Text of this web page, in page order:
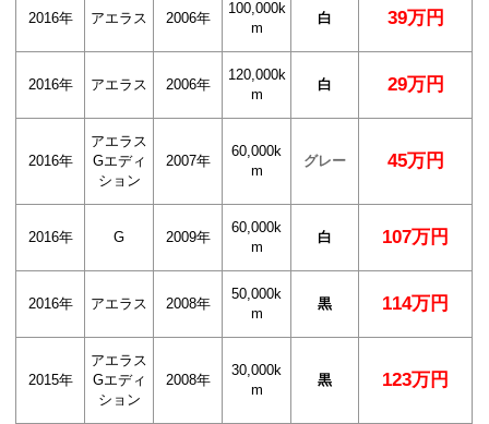
2016年 アエラス 2006年
100,000k
m
白 39万円
2016年 アエラス 2006年
120,000k
m
白 29万円
2016年
アエラス
Gエディ
ション
2007年
60,000k
m
グレー 45万円
2016年 G 2009年
60,000k
m
白 107万円
2016年 アエラス 2008年
50,000k
m
黒 114万円
2015年
アエラス
Gエディ
ション
2008年
30,000k
m
黒 123万円